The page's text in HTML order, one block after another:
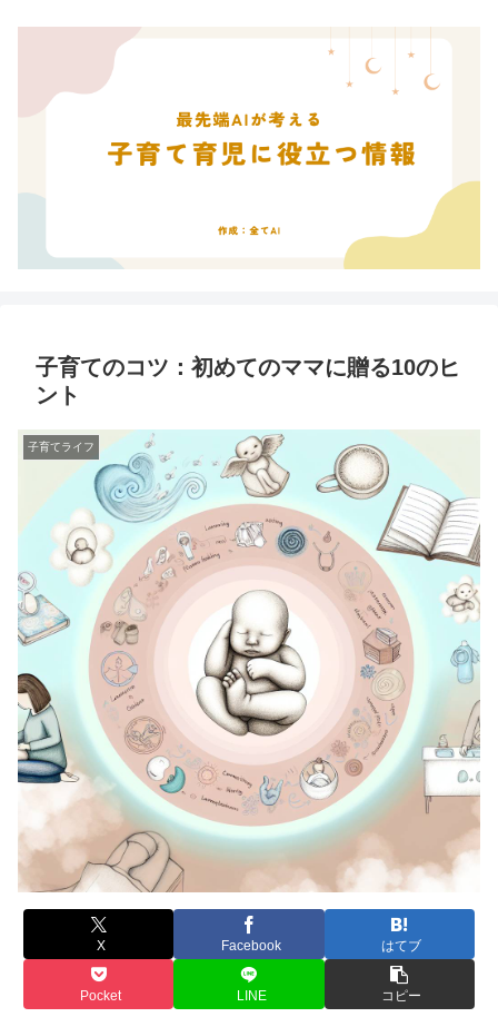
子育てのコツ：初めてのママに贈る10のヒ
ント
子育てライフ
X Facebook はてブ
Pocket LINE コピー